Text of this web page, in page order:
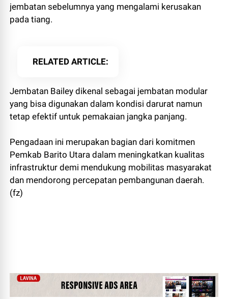
jembatan sebelumnya yang mengalami kerusakan
pada tiang.
RELATED ARTICLE
Jembatan Bailey dikenal sebagai jembatan modular
yang bisa digunakan dalam kondisi darurat namun
tetap efektif untuk pemakaian jangka panjang.
Pengadaan ini merupakan bagian dari komitmen
Pemkab Barito Utara dalam meningkatkan kualitas
infrastruktur demi mendukung mobilitas masyarakat
dan mendorong percepatan pembangunan daerah.
(fz)